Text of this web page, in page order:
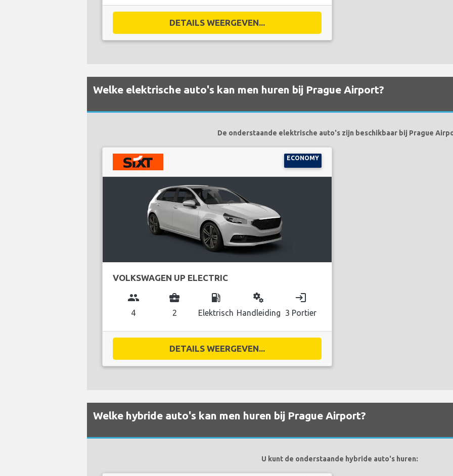
DETAILS WEERGEVEN...
Welke elektrische auto's kan men huren bij Prague Airport?
De onderstaande elektrische auto's zijn beschikbaar bij Prague
ECONOMY
VOLKSWAGEN UP ELECTRIC
group
4
business_center
2
local_gas_station
Elektrisch
miscellaneous_services
Handleiding
login
3 Portier
DETAILS WEERGEVEN...
Welke hybride auto's kan men huren bij Prague Airport?
U kunt de onderstaande hybride auto's huren: